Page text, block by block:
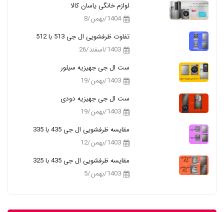
لوازم خانگی یاسان کالا
1404/بهمن/8
تفاوت ظرفشویی ال جی 513 با 512
1403/اسفند/26
ست ال جی جهیزیه سیلور
1403/بهمن/19
ست ال جی جهیزیه دودی
1403/بهمن/19
مقایسه ظرفشویی ال جی 435 با 335
1403/بهمن/12
مقایسه ظرفشویی ال جی 435 با 325
1403/بهمن/5